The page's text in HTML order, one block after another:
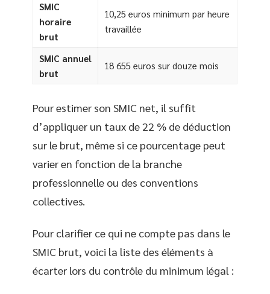
SMIC
horaire
brut
10,25 euros minimum par heure
travaillée
SMIC annuel
brut
18 655 euros sur douze mois
Pour estimer son SMIC net, il suffit
d’appliquer un taux de 22 % de déduction
sur le brut, même si ce pourcentage peut
varier en fonction de la branche
professionnelle ou des conventions
collectives.
Pour clarifier ce qui ne compte pas dans le
SMIC brut, voici la liste des éléments à
écarter lors du contrôle du minimum légal :